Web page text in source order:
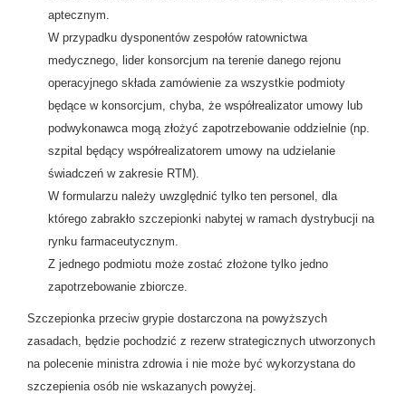
aptecznym.
W przypadku dysponentów zespołów ratownictwa
medycznego, lider konsorcjum na terenie danego rejonu
operacyjnego składa zamówienie za wszystkie podmioty
będące w konsorcjum, chyba, że współrealizator umowy lub
podwykonawca mogą złożyć zapotrzebowanie oddzielnie (np.
szpital będący współrealizatorem umowy na udzielanie
świadczeń w zakresie RTM).
W formularzu należy uwzględnić tylko ten personel, dla
którego zabrakło szczepionki nabytej w ramach dystrybucji na
rynku farmaceutycznym.
Z jednego podmiotu może zostać złożone tylko jedno
zapotrzebowanie zbiorcze.
Szczepionka przeciw grypie dostarczona na powyższych
zasadach, będzie pochodzić z rezerw strategicznych utworzonych
na polecenie ministra zdrowia i nie może być wykorzystana do
szczepienia osób nie wskazanych powyżej.